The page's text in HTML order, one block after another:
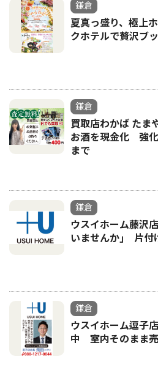
鎌倉
夏真っ盛り、極上
クホテルで贅沢ブ
鎌倉
買取店わかば たま
お酒を現金化 強化
まで
鎌倉
ウスイホーム藤沢
いませんか｣ 片付
鎌倉
ウスイホーム逗子
中 室内そのまま